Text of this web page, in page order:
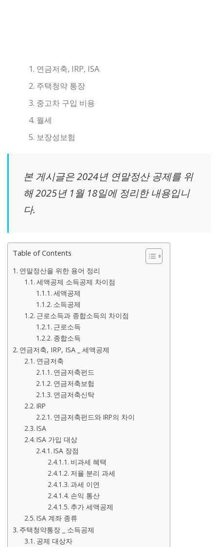
연금저축, IRP, ISA
주택청약 통장
중고차 구입 비용
월세
보장성보험
본 게시글은 2024년 연말정산 공제를 위
해 2025년 1월 18일에 정리한 내용입니
다.
Table of Contents
연말정산을 위한 용어 정리
세액공제 소득공제 차이점
세액공제
소득공제
근로소득과 종합소득의 차이점
근로소득
종합소득
연금저축, IRP, ISA _ 세액공제
연금저축
연금저축펀드
연금저축보험
연금저축신탁
IRP
연금저축펀드와 IRP의 차이
ISA
ISA 가입 대상
ISA 장점
비과세 혜택
저율 분리 과세
과세 이연
손익 통산
추가 세액공제
ISA 계좌 종류
주택청약통장 _ 소득공제
공제 대상자